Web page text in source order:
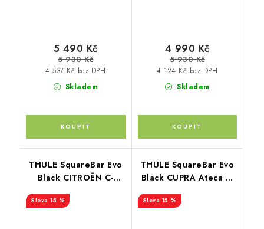
Skladem
4 537 Kč bez DPH
5 490 Kč
5 930 Kč
Skladem
4 124 Kč bez DPH
4 990 Kč
5 930 Kč
THULE SquareBar Evo
Black CITROËN C-
crosser 5-dr SUV 07-12
15 %
THULE SquareBar Evo
Black CUPRA Ateca 5-
dr SUV 16-
15 %